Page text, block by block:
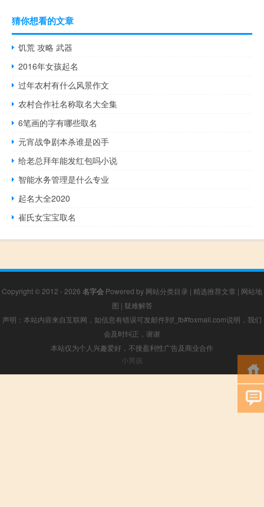
猜你想看的文章
饥荒 攻略 武器
2016年女孩起名
过年农村有什么风景作文
农村合作社名称取名大全集
6笔画的字有哪些取名
元宵战争剧本杀谁是凶手
给老总拜年能发红包吗小说
智能水务管理是什么专业
起名大全2020
崔氏女宝宝取名
Copyright © 2012 - 2026 名字会 Powered by 网站分类目录 | 精选推荐文章 | 网站地
图 | 疑难解答
声明：本站内容来自互联网，如信息有错误可发邮件到f_fb#foxmail.com说明，我们
会及时纠正，谢谢
本站仅为个人兴趣爱好，不接盈利性广告及商业合作
小男孩